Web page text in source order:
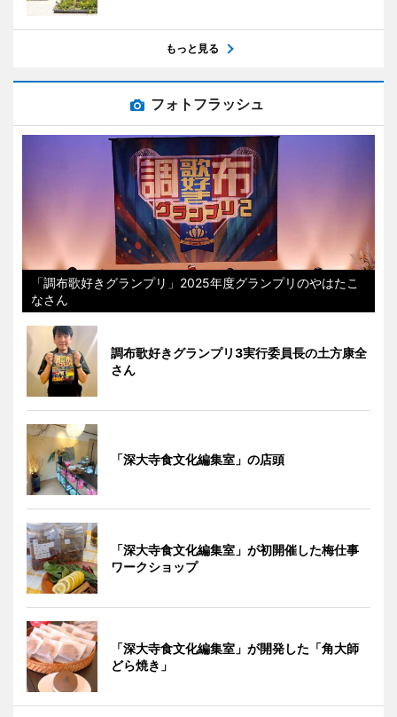
もっと見る
フォトフラッシュ
「調布歌好きグランプリ」2025年度グランプリのやはたこ
なさん
調布歌好きグランプリ3実行委員長の土方康全
さん
「深大寺食文化編集室」の店頭
「深大寺食文化編集室」が初開催した梅仕事
ワークショップ
「深大寺食文化編集室」が開発した「角大師
どら焼き」